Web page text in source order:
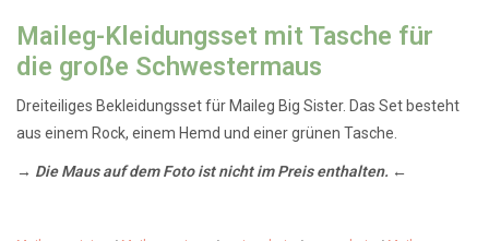
Maileg-Kleidungsset mit Tasche für
die große Schwestermaus
Dreiteiliges Bekleidungsset für Maileg Big Sister. Das Set besteht
aus einem Rock, einem Hemd und einer grünen Tasche.
→ Die Maus auf dem Foto ist nicht im Preis enthalten. ←
Für: Maileg Große Schwestermaus